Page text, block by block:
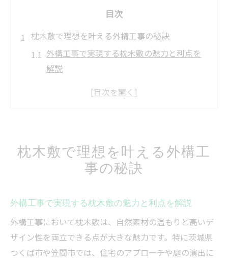
目次
枕木敷で理想を叶える外構工事の秘訣
外構工事で実現する枕木敷の魅力と利点を
解説
予算に合わせた外構工事の枕木選びのコツ
法
外構工事の基礎知識と枕木敷の魅力を探る
の特長
外構工事で枕木を活かす設計のポイントを
紹介
枕木敷を外構工事に取り入れる際の注意点
枕木敷で理想を叶える外構工
事の秘訣
外構工事で実現する枕木敷の魅力と利点を解説
外構工事において枕木敷は、自然素材の温もりと高いデ
ザイン性を両立できる点が大きな魅力です。特に茨城県
つくば市や笠間市では、住宅のアプローチや庭の演出に